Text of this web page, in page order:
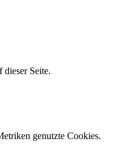
Seite.
genutzte Cookies.